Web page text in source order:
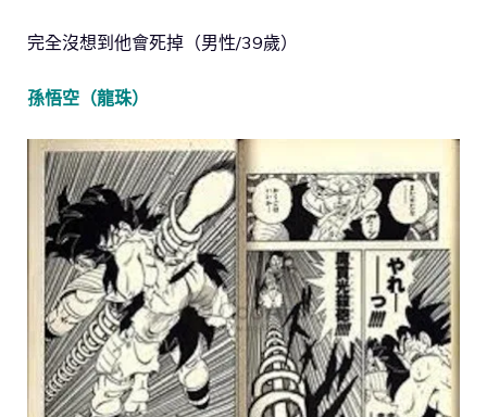
完全沒想到他會死掉（男性/39歲）
孫悟空（龍珠）